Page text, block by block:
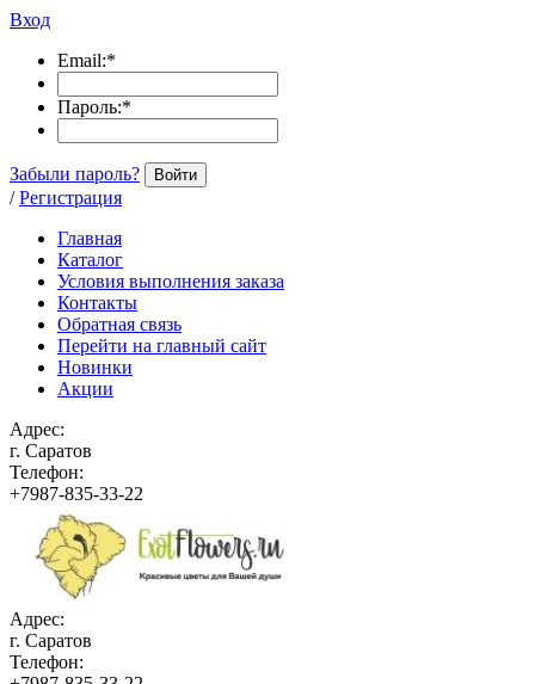
Вход
Email:*
Пароль:*
Забыли пароль? Войти
/ Регистрация
Главная
Каталог
Условия выполнения заказа
Контакты
Обратная связь
Перейти на главный сайт
Новинки
Акции
Адрес:
г. Саратов
Телефон:
+7987-835-33-22
Адрес:
г. Саратов
Телефон: